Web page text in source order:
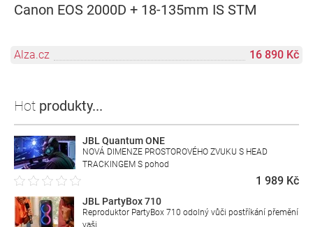
Canon EOS 2000D + 18-135mm IS STM
Alza.cz 16 890 Kč
Hot produkty...
JBL Quantum ONE
NOVÁ DIMENZE PROSTOROVÉHO ZVUKU S HEAD
TRACKINGEM S pohod
1 989 Kč
JBL PartyBox 710
Reproduktor PartyBox 710 odolný vůči postříkání přemění
vaši